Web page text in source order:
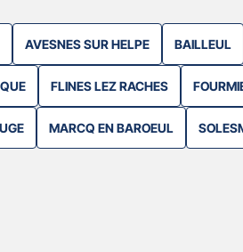
AVESNES SUR HELPE BAILLEUL
FLINES LEZ RACHES
MARCQ EN BAROEUL